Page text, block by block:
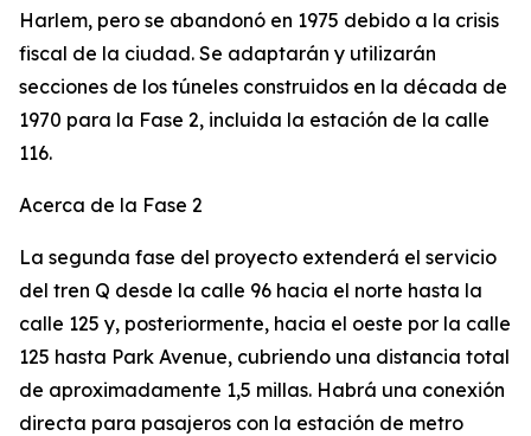
Harlem, pero se abandonó en 1975 debido a la crisis
fiscal de la ciudad. Se adaptarán y utilizarán
secciones de los túneles construidos en la década de
1970 para la Fase 2, incluida la estación de la calle
116.
Acerca de la Fase 2
La segunda fase del proyecto extenderá el servicio
del tren Q desde la calle 96 hacia el norte hasta la
calle 125 y, posteriormente, hacia el oeste por la calle
125 hasta Park Avenue, cubriendo una distancia total
de aproximadamente 1,5 millas. Habrá una conexión
directa para pasajeros con la estación de metro